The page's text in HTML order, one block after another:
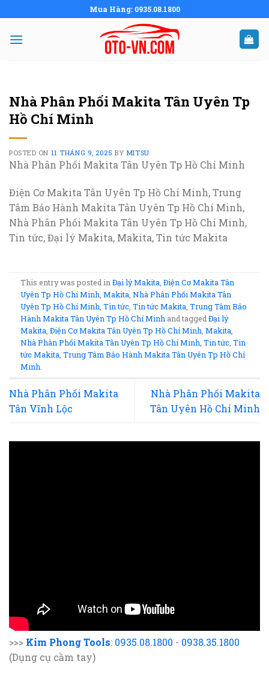
to
content
Mua Hàng: 0935.08.1800
Nhà Phân Phối Makita Tân Uyên Tp
Hồ Chí Minh
POSTED ON 11 THÁNG 9, 2025 BY MITSU
Nhà Phân Phối Makita Tân Uyên Tp Hồ Chí Minh
Điện Cơ Makita Tân Uyên Tp Hồ Chí Minh, Trung
Tâm Bảo Hành Makita Tân Uyên Tp Hồ Chí Minh,
Nhà Phân Phối Makita Tân Uyên Tp Hồ Chí Minh,
Tin tức, Đại lý Makita, Makita, Tin tức Makita
This entry was posted inĐại lý Makita ,Điện Cơ Makita Tân
Uyên Tp Hồ Chí Minh ,Makita ,Nhà Phân Phối Makita Tân
Uyên Tp Hồ Chí Minh ,Tin tức ,Tin tức Makita ,Trung Tâm Bảo
Hành Makita Tân Uyên Tp Hồ Chí Minh and taggedĐại lý
Makita ,Điện Cơ Makita Tân Uyên Tp Hồ Chí Minh ,Makita
Nhà Phân Phối Makita Tân Uyên Tp Hồ Chí Minh ,Tin tức ,Tin
tức Makita ,Trung Tâm Bảo Hành Makita Tân Uyên Tp Hồ Chí
Minh
Nhà Phân Phối Makita
Tân Vĩnh Lộc
Nhà Phân Phối Makita
Tân Uyên Hồ Chí Minh
>>> Kim Phong Tools: 0935.08.1800 - 0938.35.1800
(Dụng cụ cầm tay)